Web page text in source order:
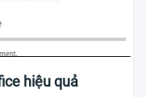
hiệu quả